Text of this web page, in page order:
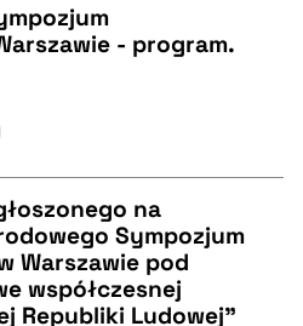
- program.
na
Sympozjum
Warszawie pod
współczesnej
Republiki Ludowej"